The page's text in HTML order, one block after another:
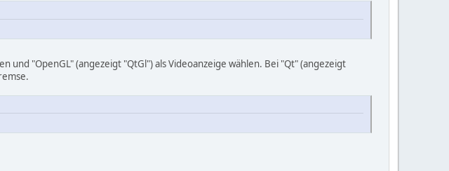
und "OpenGL" (angezeigt "QtGl") als Videoanzeige wählen. Bei "Qt" (angezeigt